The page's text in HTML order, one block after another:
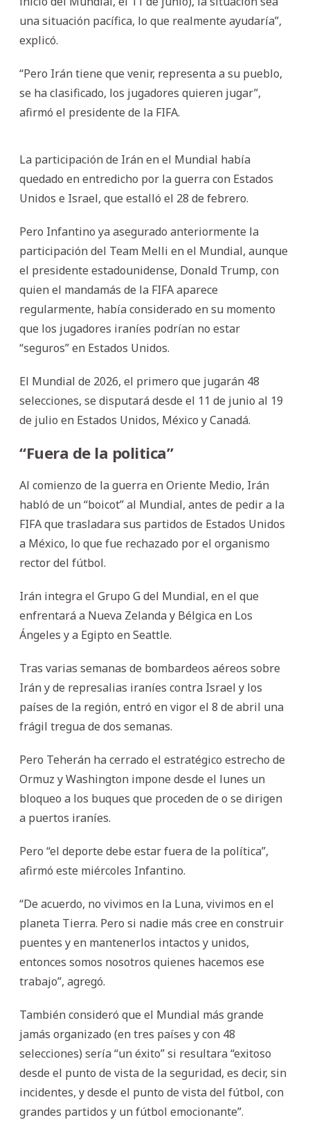
una situación pacífica, lo que realmente ayudaría”,
explicó.
“Pero Irán tiene que venir, representa a su pueblo,
se ha clasificado, los jugadores quieren jugar”,
afirmó el presidente de la FIFA.
La participación de Irán en el Mundial había
quedado en entredicho por la guerra con Estados
Unidos e Israel, que estalló el 28 de febrero.
Pero Infantino ya asegurado anteriormente la
participación del Team Melli en el Mundial, aunque
el presidente estadounidense, Donald Trump, con
quien el mandamás de la FIFA aparece
regularmente, había considerado en su momento
que los jugadores iraníes podrían no estar
“seguros” en Estados Unidos.
El Mundial de 2026, el primero que jugarán 48
selecciones, se disputará desde el 11 de junio al 19
de julio en Estados Unidos, México y Canadá.
“Fuera de la politica”
Al comienzo de la guerra en Oriente Medio, Irán
habló de un “boicot” al Mundial, antes de pedir a la
FIFA que trasladara sus partidos de Estados Unidos
a México, lo que fue rechazado por el organismo
rector del fútbol.
Irán integra el Grupo G del Mundial, en el que
enfrentará a Nueva Zelanda y Bélgica en Los
Ángeles y a Egipto en Seattle.
Tras varias semanas de bombardeos aéreos sobre
Irán y de represalias iraníes contra Israel y los
países de la región, entró en vigor el 8 de abril una
frágil tregua de dos semanas.
Pero Teherán ha cerrado el estratégico estrecho de
Ormuz y Washington impone desde el lunes un
bloqueo a los buques que proceden de o se dirigen
a puertos iraníes.
Pero “el deporte debe estar fuera de la política”,
afirmó este miércoles Infantino.
“De acuerdo, no vivimos en la Luna, vivimos en el
planeta Tierra. Pero si nadie más cree en construir
puentes y en mantenerlos intactos y unidos,
entonces somos nosotros quienes hacemos ese
trabajo”, agregó.
También consideró que el Mundial más grande
jamás organizado (en tres países y con 48
selecciones) sería “un éxito” si resultara “exitoso
desde el punto de vista de la seguridad, es decir, sin
incidentes, y desde el punto de vista del fútbol, con
grandes partidos y un fútbol emocionante”.